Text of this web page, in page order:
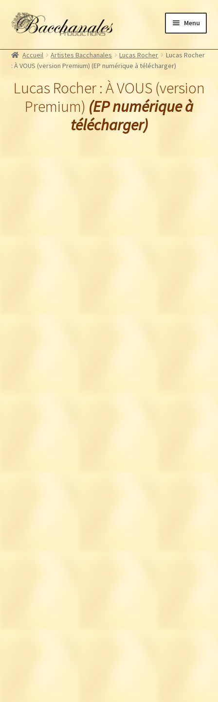
Aller
à
navigation
Aller
au
Menu
Artistes Bacchanales
Souscriptions
Billetterie
Accueil Artistes Bacchanales Lucas Rocher
Lucas Rocher
: À VOUS (version Premium) (EP numérique à télécharger)
Lucas Rocher : À VOUS (version
Premium) (EP numérique à
télécharger)